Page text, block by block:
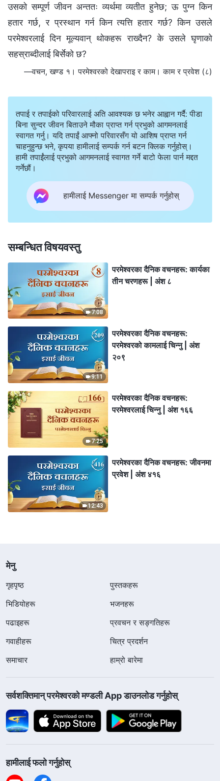
उसको सम्पूर्ण जीवन अन्ततः व्यर्थमा व्यतीत हुनेछ; ऊ पुग्न किन
हतार गर्छ, र प्रस्थान गर्न किन त्यत्ति हतार गर्छ? किन उसले
परमेश्‍वरलाई दिन मूल्यवान्‌ थोकहरू राख्दैन? के उसले घृणाको
सहस्राब्दीलाई बिर्सेको छ?
—वचन, खण्ड १। परमेश्‍वरको देखापराइ र काम। काम र प्रवेश (८)
तपाई र तपाईको परिवारलाई अति आवश्यक छ भनेर आह्वान गर्दै: पीडा
बिना सुन्दर जीवन बिताउने मौका प्राप्त गर्न प्रभुको आगमनलाई
स्वागत गर्नु। यदि तपाईं आफ्नो परिवारसँग यो आशिष प्राप्त गर्न
चाहनुहुन्छ भने, कृपया हामीलाई सम्पर्क गर्न बटन क्लिक गर्नुहोस्।
हामी तपाईंलाई प्रभुको आगमनलाई स्वागत गर्ने बाटो फेला पार्न मद्दत
गर्नेछौं।
हामीलाई Messenger मा सम्पर्क गर्नुहोस्
सम्बन्धित विषयवस्तु
7:08
परमेश्‍वरका दैनिक वचनहरू: कार्यका
तीन चरणहरू | अंश ८
9:11
परमेश्‍वरका दैनिक वचनहरू:
परमेश्‍वरको कामलाई चिन्‍नु | अंश
२०९
7:25
परमेश्‍वरका दैनिक वचनहरू:
परमेश्‍वरलाई चिन्‍नु | अंश १६६
12:43
परमेश्‍वरका दैनिक वचनहरू: जीवनमा
प्रवेश | अंश ४१६
मेनु
गृहपृष्ठ
पुस्तकहरू
भिडियोहरू
भजनहरू
पढाइहरू
प्रवचन र सङ्गतिहरू
गवाहीहरू
चित्र प्रदर्शन
समाचार
हाम्रो बारेमा
सर्वशक्तिमान्‌ परमेश्‍वरको मण्डली App डाउनलोड गर्नुहोस्
हामीलाई फलो गर्नुहोस्